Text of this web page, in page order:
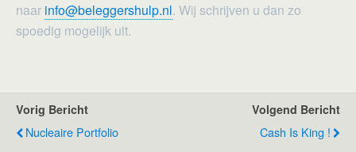
naar info@beleggershulp.nl. Wij schrijven u dan zo
spoedig mogelijk uit.
Vorig Bericht
Nucleaire Portfolio
Volgend Bericht
Cash Is King !